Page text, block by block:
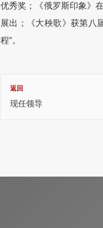
优秀奖；《俄罗斯印象》
展出；《大秧歌》获第八
程”。
返回
现任领导